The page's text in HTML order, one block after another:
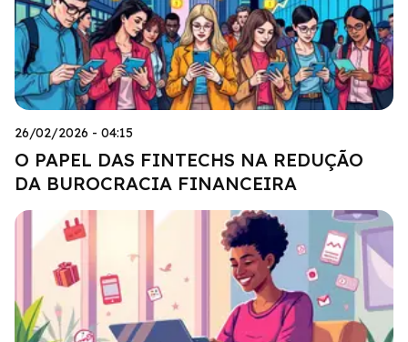
26/02/2026 - 04:15
O PAPEL DAS FINTECHS NA REDUÇÃO
DA BUROCRACIA FINANCEIRA